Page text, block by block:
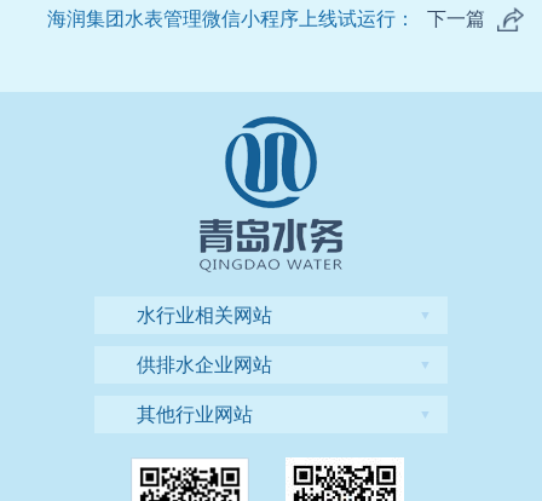
海润集团水表管理微信小程序上线试运行： 下一篇
水行业相关网站 ▼
供排水企业网站 ▼
其他行业网站 ▼